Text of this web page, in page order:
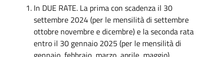
In DUE RATE. La prima con scadenza il 30
settembre 2024 (per le mensilità di settembre
ottobre novembre e dicembre) e la seconda rata
entro il 30 gennaio 2025 (per le mensilità di